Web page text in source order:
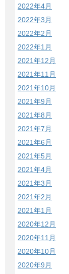
2022年4月
2022年3月
2022年2月
2022年1月
2021年12月
2021年11月
2021年10月
2021年9月
2021年8月
2021年7月
2021年6月
2021年5月
2021年4月
2021年3月
2021年2月
2021年1月
2020年12月
2020年11月
2020年10月
2020年9月